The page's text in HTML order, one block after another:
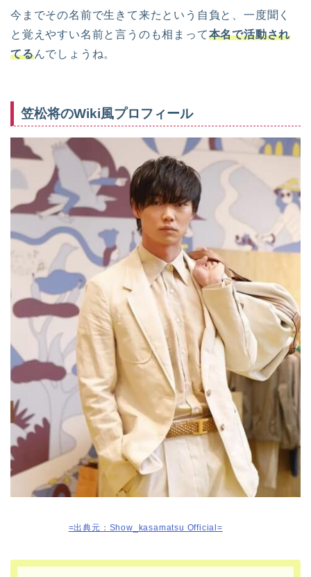
今までその名前で生きて来たという自負と、一度聞く
と覚えやすい名前と言うのも相まって本名で活動され
てるんでしょうね。
笠松将のWiki風プロフィール
=出典元：Show_kasamatsu Official=